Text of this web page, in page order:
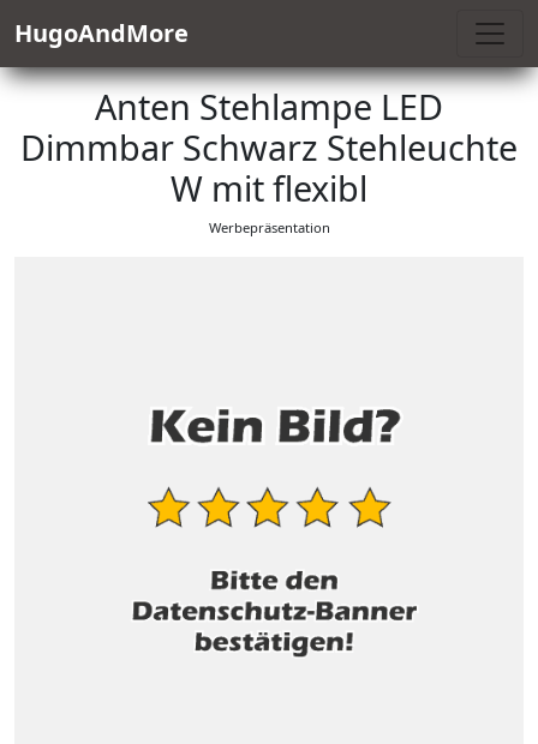
HugoAndMore
Anten Stehlampe LED
Dimmbar Schwarz Stehleuchte
W mit flexibl
Werbepräsentation